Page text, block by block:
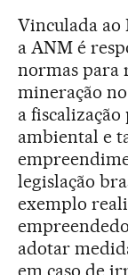
Vinculada ao
a ANM é
normas para
mineração
a
ambiental e
legislação
exemplo
adotar